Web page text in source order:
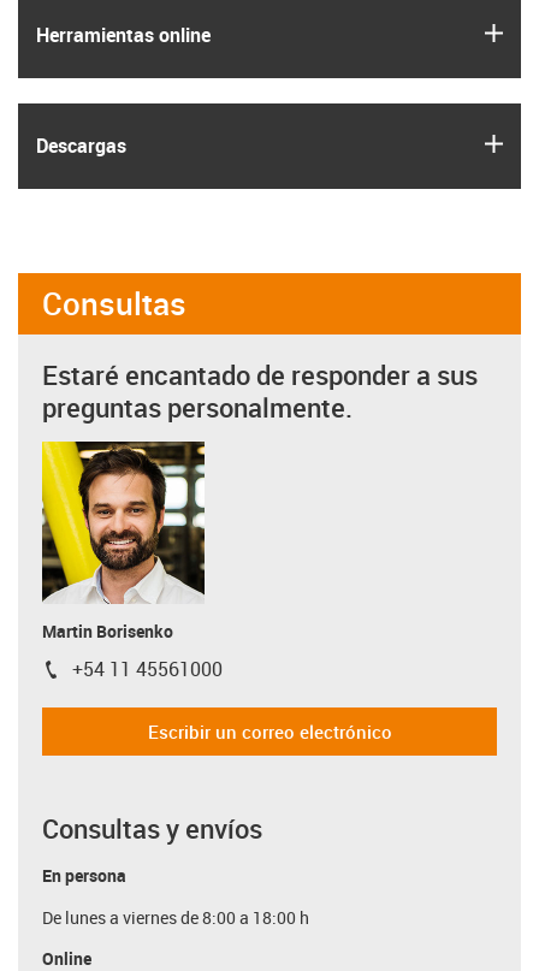
Herramientas online
Descargas
Consultas
Estaré encantado de responder a sus
preguntas personalmente.
Martin Borisenko
igus-icon-phone
+54 11 45561000
Escribir un correo electrónico
Consultas y envíos
En persona
De lunes a viernes de 8:00 a 18:00 h
Online